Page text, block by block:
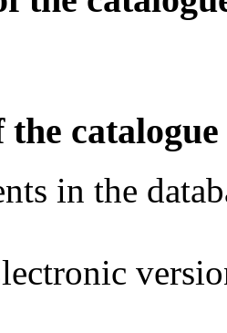
the catalogue
in the